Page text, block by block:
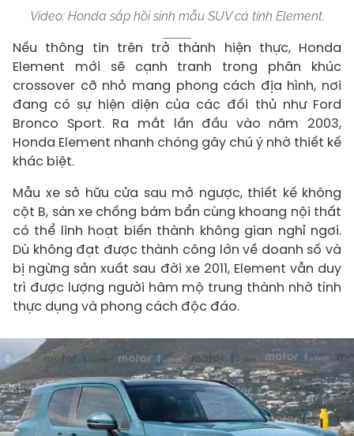
Video: Honda sắp hồi sinh mẫu SUV cá tính Element.
Nếu thông tin trên trở thành hiện thực, Honda
Element mới sẽ cạnh tranh trong phân khúc
crossover cỡ nhỏ mang phong cách địa hình, nơi
đang có sự hiện diện của các đối thủ như Ford
Bronco Sport. Ra mắt lần đầu vào năm 2003,
Honda Element nhanh chóng gây chú ý nhờ thiết kế
khác biệt.
Mẫu xe sở hữu cửa sau mở ngược, thiết kế không
cột B, sàn xe chống bám bẩn cùng khoang nội thất
có thể linh hoạt biến thành không gian nghỉ ngơi.
Dù không đạt được thành công lớn về doanh số và
bị ngừng sản xuất sau đời xe 2011, Element vẫn duy
trì được lượng người hâm mộ trung thành nhờ tính
thực dụng và phong cách độc đáo.